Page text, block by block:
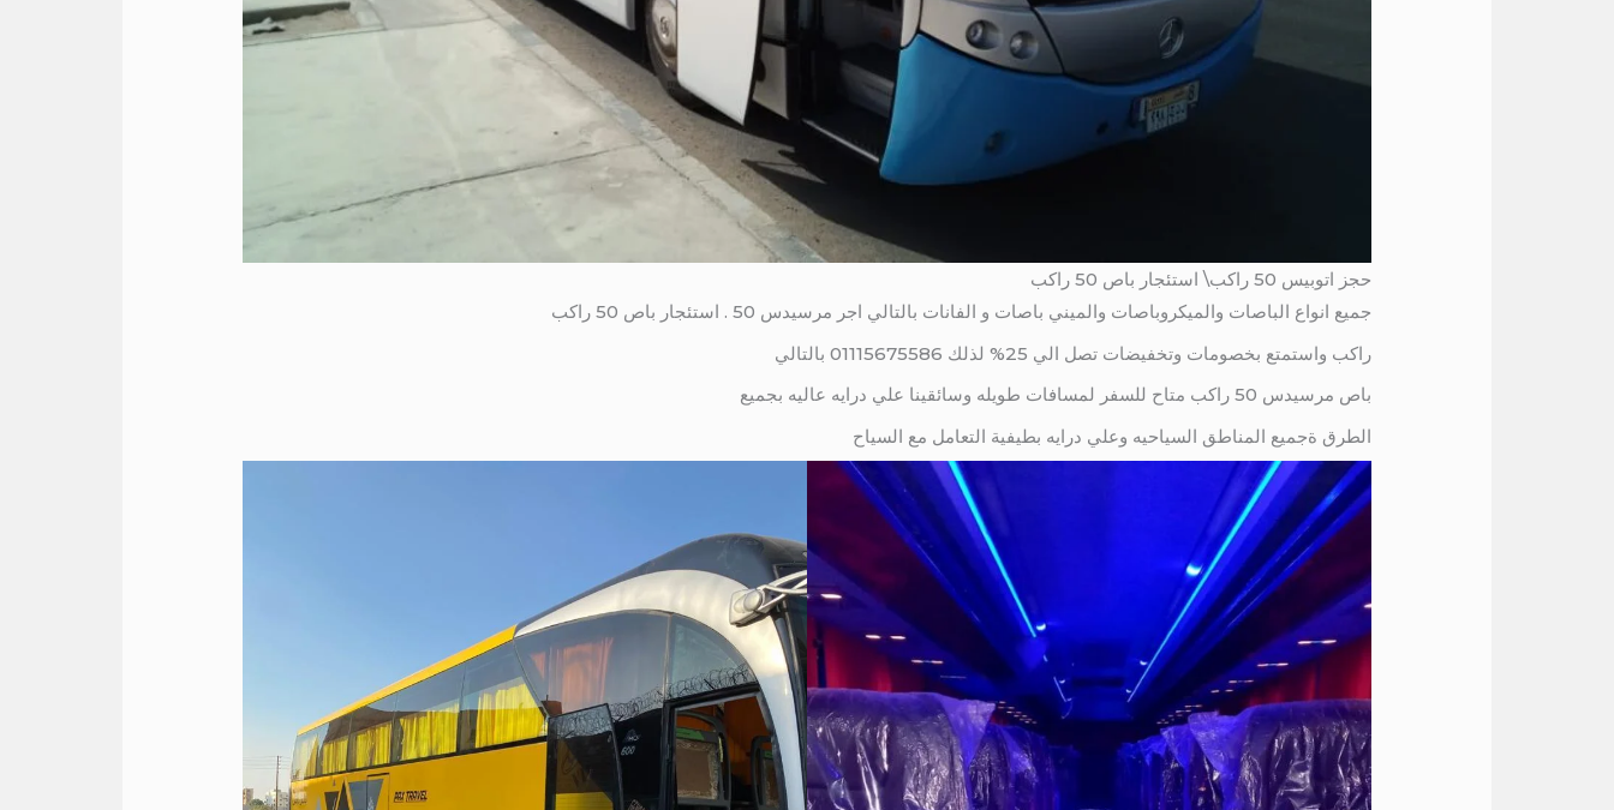
حجز اتوبيس 50 راكب\ استئجار باص 50 راكب
جميع انواع الباصات والميكروباصات والميني باصات و الفانات بالتالي اجر مرسيدس 50 . استئجار باص 50 راكب
راكب واستمتع بخصومات وتخفيضات تصل الي 25% لذلك 01115675586 بالتالي
باص مرسيدس 50 راكب متاح للسفر لمسافات طويله وسائقينا علي درايه عاليه بجميع
الطرق ةجميع المناطق السياحيه وعلي درايه بطيفية التعامل مع السياح